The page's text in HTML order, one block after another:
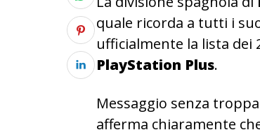
quale ricorda a tutti i
ufficialmente la lista
PlayStation Plus.
Messaggio senza
afferma chiaramente